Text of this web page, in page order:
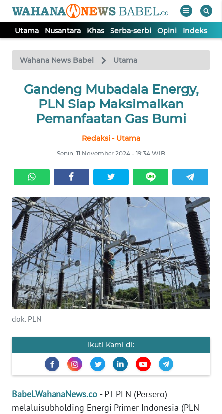
Utama Nusantara Khas Serba-serbi Opini Indeks
Wahana News Babel Utama
Gandeng Mubadala Energy,
PLN Siap Maksimalkan
Pemanfaatan Gas Bumi
Redaksi - Utama
Senin, 11 November 2024 - 19:34 WIB
dok. PLN
Ikuti Kami di:
Babel.WahanaNews.co -PT PLN (Persero)
melaluisubholding Energi Primer Indonesia (PLN
TV
Tutup
UTAMA
NUSANTARA
SERBA-
SERBI
OPINI
Informasi
INDEKS
BERITA
KONTAK
KAMI
KAMI
PEDOMAN